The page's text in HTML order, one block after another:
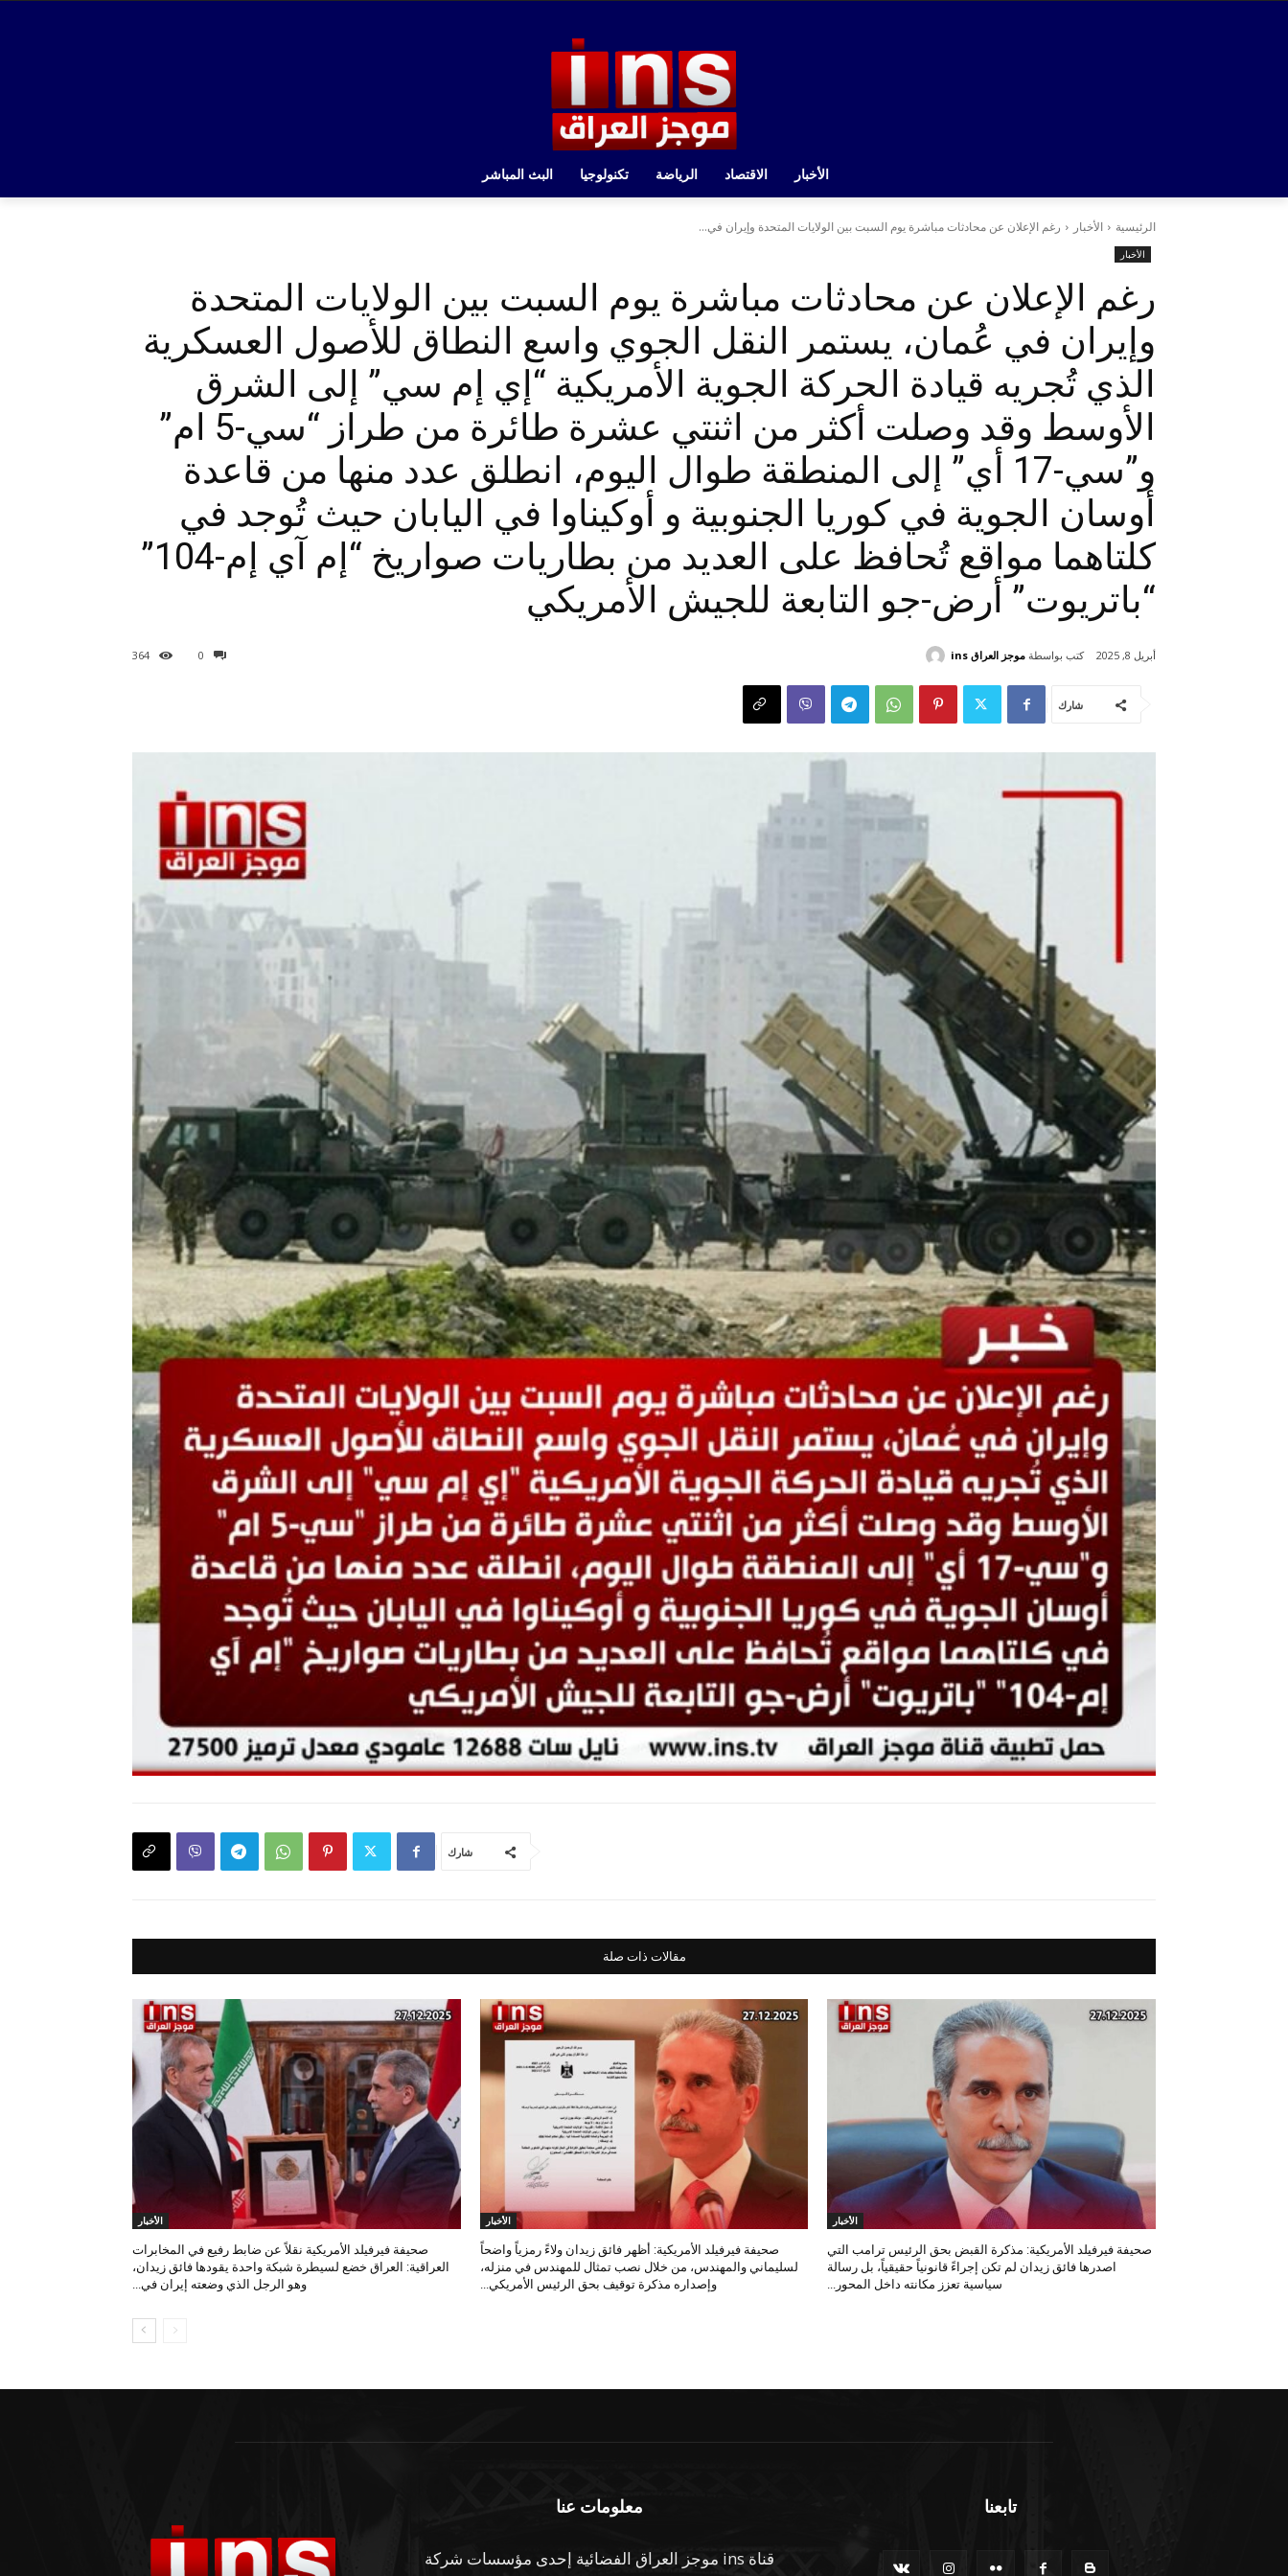
الأخبار الاقتصاد الرياضة تكنولوجيا البث المباشر
الرئيسية الأخبار رغم الإعلان عن محادثات مباشرة يوم السبت بين الولايات المتحدة وإيران في...
الأخبار
رغم الإعلان عن محادثات مباشرة يوم السبت بين الولايات المتحدة
وإيران في عُمان، يستمر النقل الجوي واسع النطاق للأصول العسكرية
الذي تُجريه قيادة الحركة الجوية الأمريكية “إي إم سي” إلى الشرق
الأوسط وقد وصلت أكثر من اثنتي عشرة طائرة من طراز “سي-5 ام”
و”سي-17 أي” إلى المنطقة طوال اليوم، انطلق عدد منها من قاعدة
أوسان الجوية في كوريا الجنوبية و أوكيناوا في اليابان حيث تُوجد في
كلتاهما مواقع تُحافظ على العديد من بطاريات صواريخ “إم آي إم-104”
“باتريوت” أرض-جو التابعة للجيش الأمريكي
0
364 أبريل 8, 2025 كتب بواسطة موجز العراق ins
شارك
شارك
مقالات ذات صلة
الأخبار
صحيفة فيرفيلد الأمريكية: مذكرة القبض بحق الرئيس ترامب التي
اصدرها فائق زيدان لم تكن إجراءً قانونياً حقيقياً، بل رسالة
سياسية تعزز مكانته داخل المحور...
الأخبار
صحيفة فيرفيلد الأمريكية: أظهر فائق زيدان ولاءً رمزياً واضحاً
لسليماني والمهندس، من خلال نصب تمثال للمهندس في منزله،
وإصداره مذكرة توقيف بحق الرئيس الأمريكي...
الأخبار
صحيفة فيرفيلد الأمريكية نقلاً عن ضابط رفيع في المخابرات
العراقية: العراق خضع لسيطرة شبكة واحدة يقودها فائق زيدان،
وهو الرجل الذي وضعته إيران في...
معلومات عنا
قناة ins موجز العراق الفضائية إحدى مؤسسات شركة
تابعنا